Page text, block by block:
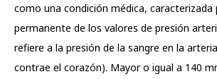
como una condición médica,
permanente de los valores de presión
refiere a la presión de la sangre en la
contrae el corazón). Mayor o igual a 140